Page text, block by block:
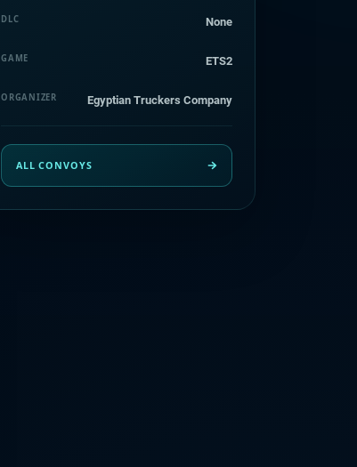
DLC None
GAME ETS2
ORGANIZER Egyptian Truckers Company
ALL CONVOYS